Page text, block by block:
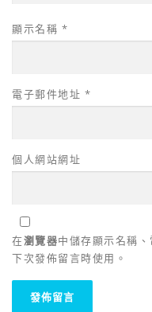
顯示名稱 *
電子郵件地址 *
個人網站網址
在瀏覽器中儲存顯示名稱
下次發佈留言時使用。